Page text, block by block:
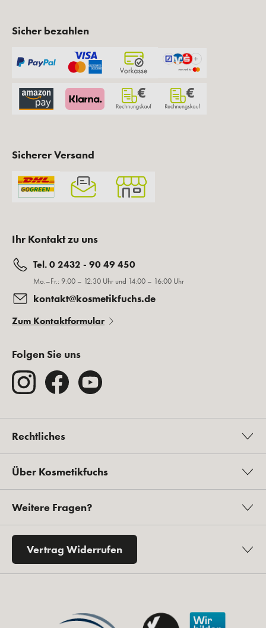
Sicher bezahlen
Sicherer Versand
Ihr Kontakt zu uns
Tel. 0 2432 - 90 49 450
Mo.–Fr.: 9:00 – 12:30 Uhr und 14:00 – 16:00 Uhr
kontakt@kosmetikfuchs.de
Zum Kontaktformular
Folgen Sie uns
Rechtliches
Über Kosmetikfuchs
Weitere Fragen?
Vertrag Widerrufen